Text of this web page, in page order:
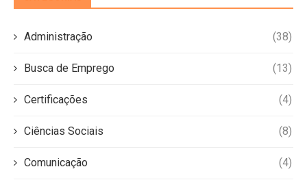
Administração (38)
Busca de Emprego (13)
Certificações (4)
Ciências Sociais (8)
Comunicação (4)